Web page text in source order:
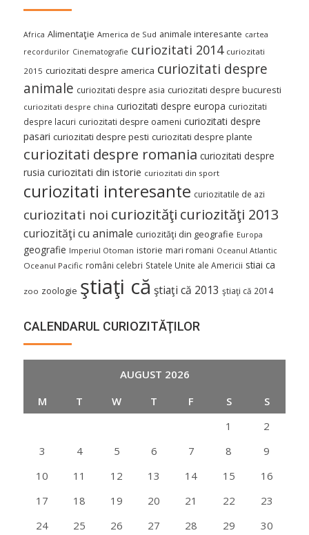
Africa Alimentaţie America de Sud animale interesante cartea
recordurilor Cinematografie curiozitati 2014 curiozitati
2015 curiozitati despre america curiozitati despre
animale curiozitati despre asia curiozitati despre bucuresti
curiozitati despre china curiozitati despre europa curiozitati
despre lacuri curiozitati despre oameni curiozitati despre
pasari curiozitati despre pesti curiozitati despre plante
curiozitati despre romania curiozitati despre
rusia curiozitati din istorie curiozitati din sport
curiozitati interesante curiozitatile de azi
curiozitati noi curiozităţi curiozităţi 2013
curiozităţi cu animale curiozităţi din geografie Europa
geografie Imperiul Otoman istorie mari romani Oceanul Atlantic
Oceanul Pacific români celebri Statele Unite ale Americii stiai ca
zoo zoologie ştiaţi că ştiaţi că 2013 ştiaţi că 2014
CALENDARUL CURIOZITĂŢILOR
AUGUST 2026
M
T W T F S
S
1
2
3
4 5 6 7 8
9
10
11 12 13 14 15
16
17
18 19 20 21 22
23
24
25 26 27 28 29 30